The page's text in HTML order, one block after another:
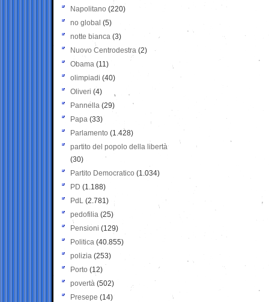
Napolitano (220)
no global (5)
notte bianca (3)
Nuovo Centrodestra (2)
Obama (11)
olimpiadi (40)
Oliveri (4)
Pannella (29)
Papa (33)
Parlamento (1.428)
partito del popolo della libertà
(30)
Partito Democratico (1.034)
PD (1.188)
PdL (2.781)
pedofilia (25)
Pensioni (129)
Politica (40.855)
polizia (253)
Porto (12)
povertà (502)
Presepe (14)